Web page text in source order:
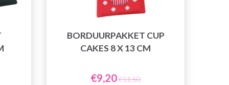
BORDUURPAKKET CUP
CAKES 8 X 13 CM
€9,20€11,50